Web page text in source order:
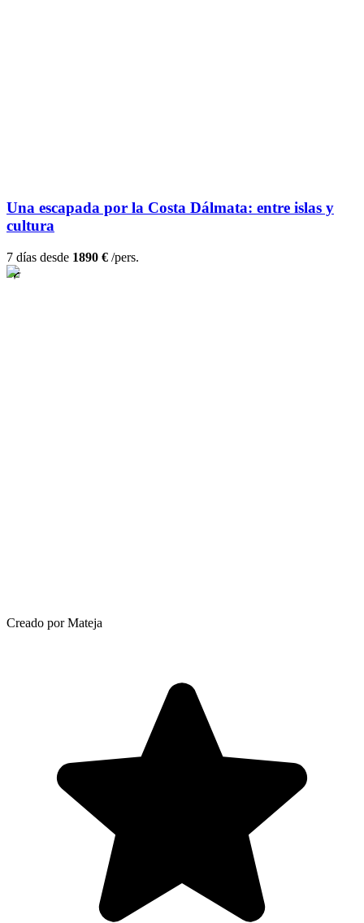
Una escapada por la Costa Dálmata: entre islas y
cultura
7 días desde 1890 € /pers.
Creado por Mateja